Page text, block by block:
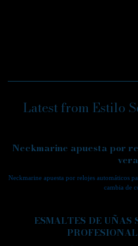
Latest from Estilo
Neckmarine apuesta por
Neckmarine apuesta por relojes automáticos
cambia de
ESMALTES DE UÑAS